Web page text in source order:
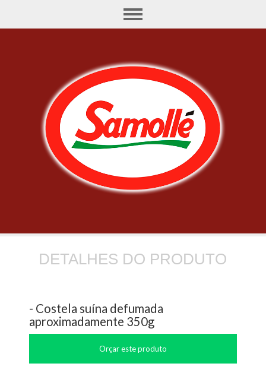
DETALHES DO PRODUTO
- Costela suína defumada
aproximadamente 350g
Orçar este produto